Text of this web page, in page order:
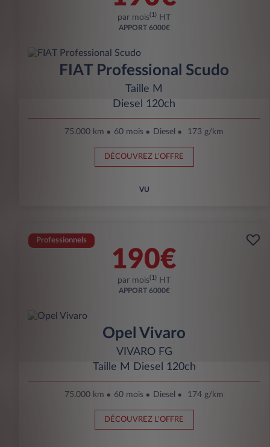
par mois(1) HT
APPORT 6000€
FIAT Professional Scudo
Taille M
Diesel 120ch
75.000 km 60 mois Diesel 173 g/km
DÉCOUVREZ L'OFFRE
VU
Professionnels
190€
par mois(1) HT
APPORT 6000€
Opel Vivaro
VIVARO FG
Taille M Diesel 120ch
75.000 km 60 mois Diesel 174 g/km
DÉCOUVREZ L'OFFRE